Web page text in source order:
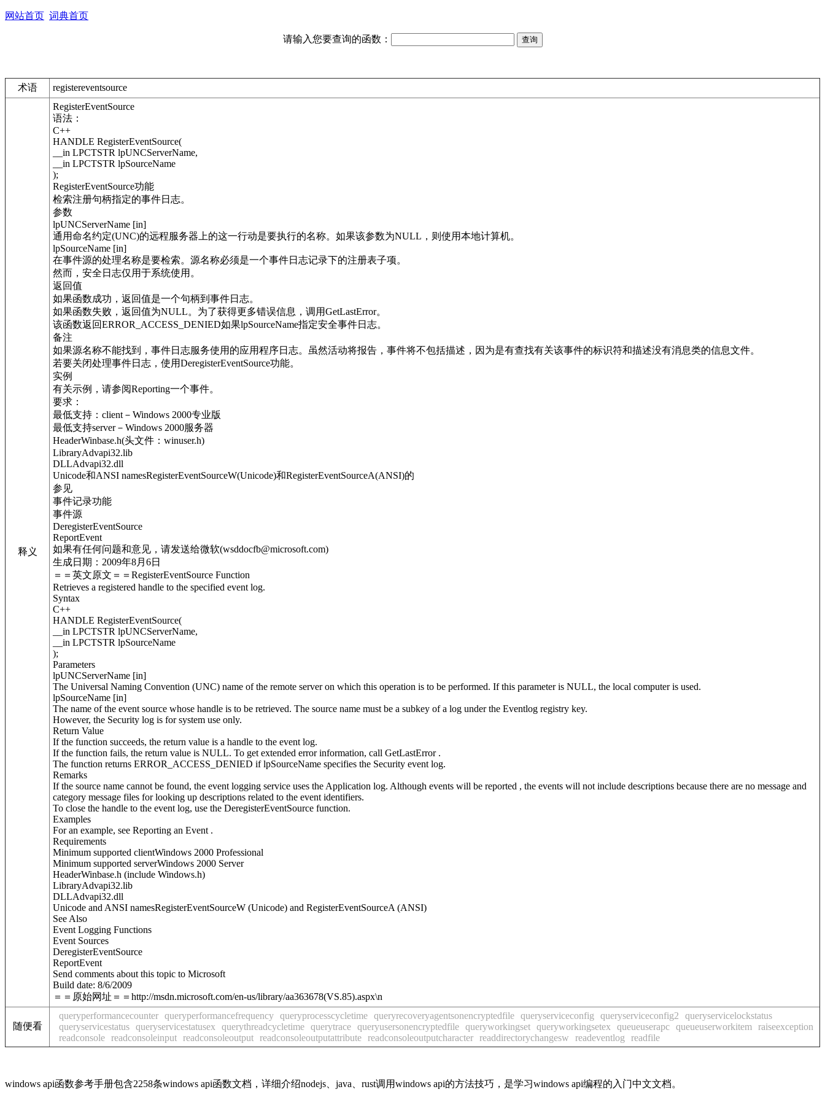
网站首页 词典首页
请输入您要查询的函数：
术语 registereventsource
释义
RegisterEventSource
语法：
C++
HANDLE RegisterEventSource(
__in LPCTSTR lpUNCServerName,
__in LPCTSTR lpSourceName
);
RegisterEventSource功能
检索注册句柄指定的事件日志。
参数
lpUNCServerName [in]
通用命名约定(UNC)的远程服务器上的这一行动是要执行的名称。如果该参数为NULL，则使用本地计算机。
lpSourceName [in]
在事件源的处理名称是要检索。源名称必须是一个事件日志记录下的注册表子项。
然而，安全日志仅用于系统使用。
返回值
如果函数成功，返回值是一个句柄到事件日志。
如果函数失败，返回值为NULL。为了获得更多错误信息，调用GetLastError。
该函数返回ERROR_ACCESS_DENIED如果lpSourceName指定安全事件日志。
备注
如果源名称不能找到，事件日志服务使用的应用程序日志。虽然活动将报告，事件将不包括描述，因为是有查找有关该事件的标识符和描述没有消息类的信息文件。
若要关闭处理事件日志，使用DeregisterEventSource功能。
实例
有关示例，请参阅Reporting一个事件。
要求：
最低支持：client－Windows 2000专业版
最低支持server－Windows 2000服务器
HeaderWinbase.h(头文件：winuser.h)
LibraryAdvapi32.lib
DLLAdvapi32.dll
Unicode和ANSI namesRegisterEventSourceW(Unicode)和RegisterEventSourceA(ANSI)的
参见
事件记录功能
事件源
DeregisterEventSource
ReportEvent
如果有任何问题和意见，请发送给微软(wsddocfb@microsoft.com)
生成日期：2009年8月6日
＝＝英文原文＝＝RegisterEventSource Function
Retrieves a registered handle to the specified event log.
Syntax
C++
HANDLE RegisterEventSource(
__in LPCTSTR lpUNCServerName,
__in LPCTSTR lpSourceName
);
Parameters
lpUNCServerName [in]
The Universal Naming Convention (UNC) name of the remote server on which this operation is to be performed. If this parameter is NULL, the local computer is used.
lpSourceName [in]
The name of the event source whose handle is to be retrieved. The source name must be a subkey of a log under the Eventlog registry key.
However, the Security log is for system use only.
Return Value
If the function succeeds, the return value is a handle to the event log.
If the function fails, the return value is NULL. To get extended error information, call GetLastError .
The function returns ERROR_ACCESS_DENIED if lpSourceName specifies the Security event log.
Remarks
If the source name cannot be found, the event logging service uses the Application log. Although events will be reported , the events will not include descriptions because there are no message and
category message files for looking up descriptions related to the event identifiers.
To close the handle to the event log, use the DeregisterEventSource function.
Examples
For an example, see Reporting an Event .
Requirements
Minimum supported clientWindows 2000 Professional
Minimum supported serverWindows 2000 Server
HeaderWinbase.h (include Windows.h)
LibraryAdvapi32.lib
DLLAdvapi32.dll
Unicode and ANSI namesRegisterEventSourceW (Unicode) and RegisterEventSourceA (ANSI)
See Also
Event Logging Functions
Event Sources
DeregisterEventSource
ReportEvent
Send comments about this topic to Microsoft
Build date: 8/6/2009
＝＝原始网址＝＝http://msdn.microsoft.com/en-us/library/aa363678(VS.85).aspx\n
随便看
queryperformancecounter queryperformancefrequency queryprocesscycletime queryrecoveryagentsonencryptedfile queryserviceconfig queryserviceconfig2
queryservicelockstatus
queryservicestatus queryservicestatusex querythreadcycletime querytrace queryusersonencryptedfile queryworkingset queryworkingsetex queueuserapc queueuserworkitem
raiseexception
readconsole readconsoleinput readconsoleoutput readconsoleoutputattribute readconsoleoutputcharacter readdirectorychangesw readeventlog readfile
windows api函数参考手册包含2258条windows api函数文档，详细介绍nodejs、java、rust调用windows api的方法技巧，是学习windows api编程的入门中文文档。